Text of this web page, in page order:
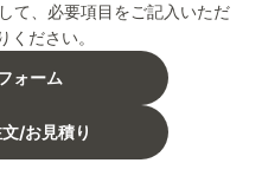
て、必要項目をご記入いただ
ください。
ォーム
/お見積り